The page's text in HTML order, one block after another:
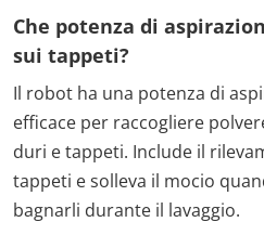
Che potenza di
sui tappeti?
Il robot ha una potenza di
efficace per raccogliere
duri e tappeti. Include il
tappeti e solleva il mocio
bagnarli durante il lavaggio.